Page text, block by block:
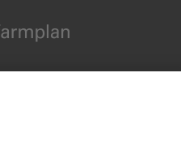
Laufenden!